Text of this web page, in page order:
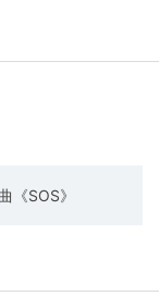
《SOS》